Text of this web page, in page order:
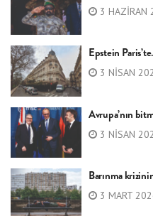
3 HAZIRAN
Epstein
3 NISAN
Avrupa’nın
3 NISAN
Barınma
3 MART